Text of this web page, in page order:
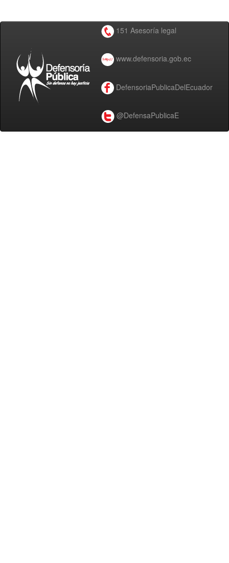
151 Asesoría legal
www.defensoria.gob.ec
DefensoriaPublicaDelEcuador
@DefensaPublicaE